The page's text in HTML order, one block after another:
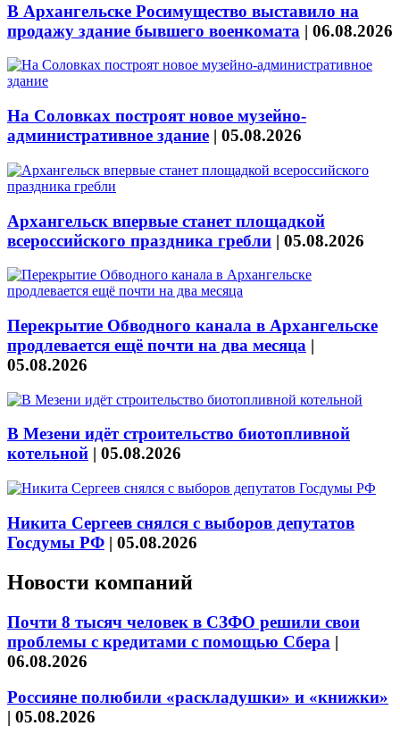
В Архангельске Росимущество выставило на
продажу здание бывшего военкомата | 06.08.2026
На Соловках построят новое музейно-
административное здание | 05.08.2026
Архангельск впервые станет площадкой
всероссийского праздника гребли | 05.08.2026
Перекрытие Обводного канала в Архангельске
продлевается ещё почти на два месяца |
05.08.2026
В Мезени идёт строительство биотопливной
котельной | 05.08.2026
Никита Сергеев снялся с выборов депутатов
Госдумы РФ | 05.08.2026
Новости компаний
Почти 8 тысяч человек в СЗФО решили свои
проблемы с кредитами с помощью Сбера |
06.08.2026
Россияне полюбили «раскладушки» и «книжки»
| 05.08.2026